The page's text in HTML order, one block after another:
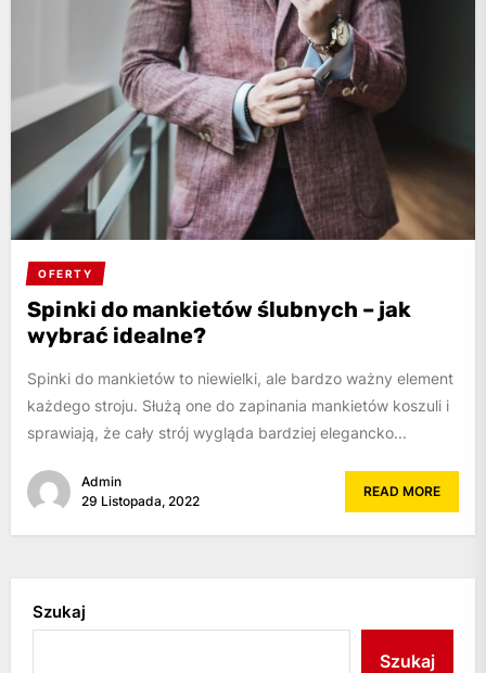
OFERTY
Spinki do mankietów ślubnych – jak
wybrać idealne?
Spinki do mankietów to niewielki, ale bardzo ważny element
każdego stroju. Służą one do zapinania mankietów koszuli i
sprawiają, że cały strój wygląda bardziej elegancko...
Admin
29 Listopada, 2022
READ MORE
Szukaj
Szukaj